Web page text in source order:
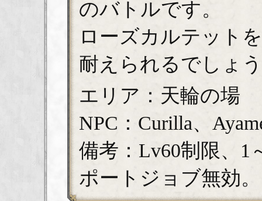
のバトルです。
ローズカルテット
耐えられるでしょ
エリア：天輪の場
NPC：Curilla、
備考：Lv60制限、1
ポートジョブ無効。